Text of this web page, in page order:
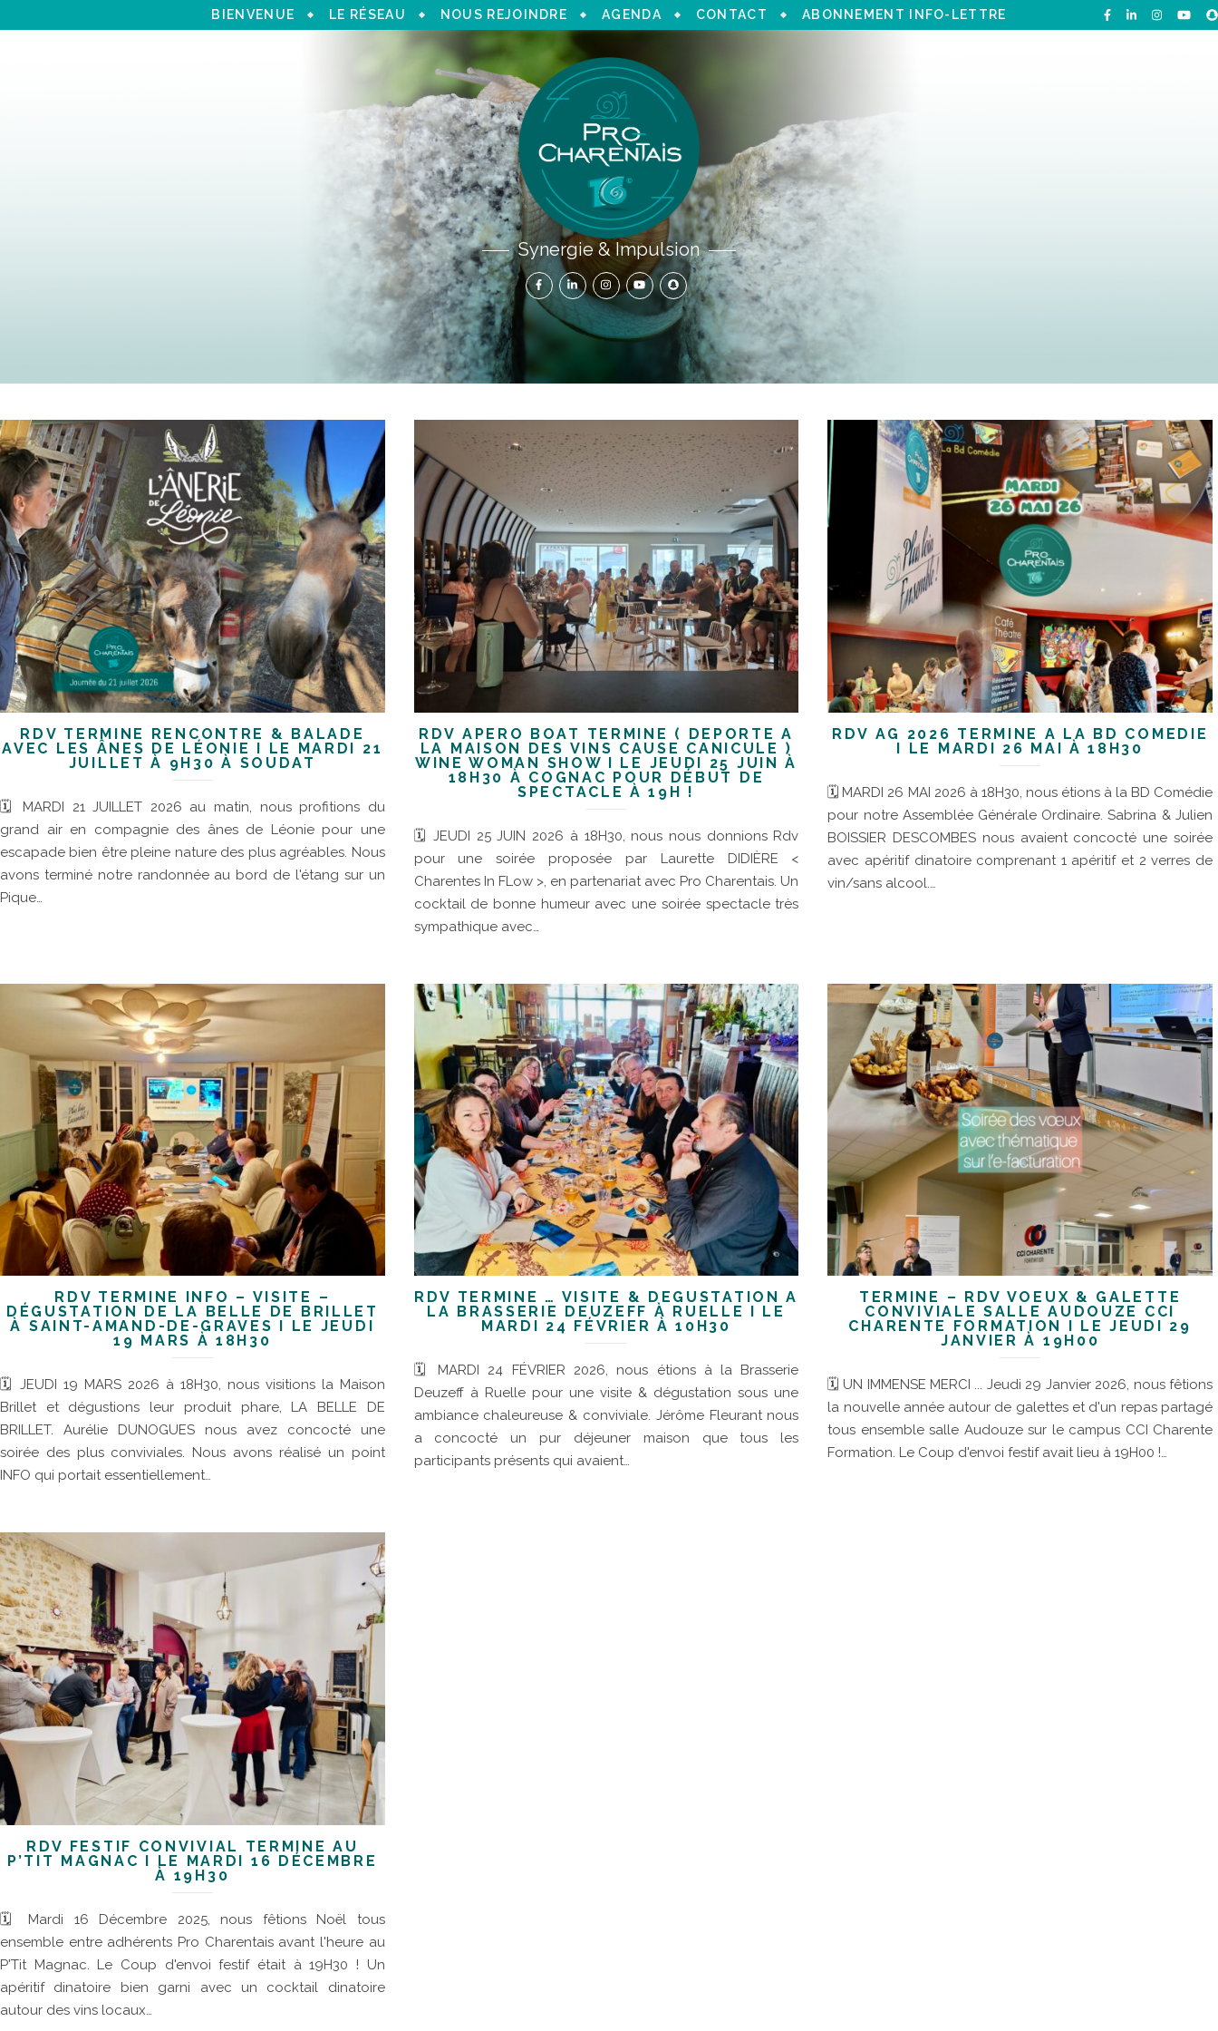
BIENVENUE LE RÉSEAU NOUS REJOINDRE AGENDA CONTACT ABONNEMENT INFO-LETTRE
Synergie & Impulsion
RDV TERMINÉ RENCONTRE & BALADE
AVEC LES ÂNES DE LÉONIE I LE MARDI 21
JUILLET À 9H30 À SOUDAT
🗓 MARDI 21 JUILLET 2026 au matin, nous profitions du
grand air en compagnie des ânes de Léonie pour une
escapade bien être pleine nature des plus agréables. Nous
avons terminé notre randonnée au bord de l'étang sur un
Pique…
RDV APÉRO BOAT TERMINÉ ( DÉPORTÉ À
LA MAISON DES VINS CAUSE CANICULE )
WINE WOMAN SHOW I LE JEUDI 25 JUIN À
18H30 À COGNAC POUR DÉBUT DE
SPECTACLE À 19H !
🗓 JEUDI 25 JUIN 2026 à 18H30, nous nous donnions Rdv
pour une soirée proposée par Laurette DIDIÈRE <
Charentes In FLow >, en partenariat avec Pro Charentais. Un
cocktail de bonne humeur avec une soirée spectacle très
sympathique avec…
RDV AG 2026 TERMINÉ À LA BD COMÉDIE
I LE MARDI 26 MAI À 18H30
🗓 MARDI 26 MAI 2026 à 18H30, nous étions à la BD Comédie
pour notre Assemblée Générale Ordinaire. Sabrina & Julien
BOISSIER DESCOMBES nous avaient concocté une soirée
avec apéritif dinatoire comprenant 1 apéritif et 2 verres de
vin/sans alcool.…
RDV TERMINÉ INFO – VISITE –
DÉGUSTATION DE LA BELLE DE BRILLET
À SAINT-AMAND-DE-GRAVES I LE JEUDI
19 MARS À 18H30
🗓 JEUDI 19 MARS 2026 à 18H30, nous visitions la Maison
Brillet et dégustions leur produit phare, LA BELLE DE
BRILLET. Aurélie DUNOGUES nous avez concocté une
soirée des plus conviviales. Nous avons réalisé un point
INFO qui portait essentiellement…
RDV TERMINÉ … VISITE & DÉGUSTATION À
LA BRASSERIE DEUZEFF À RUELLE I LE
MARDI 24 FÉVRIER À 10H30
🗓 MARDI 24 FÉVRIER 2026, nous étions à la Brasserie
Deuzeff à Ruelle pour une visite & dégustation sous une
ambiance chaleureuse & conviviale. Jérôme Fleurant nous
a concocté un pur déjeuner maison que tous les
participants présents qui avaient…
TERMINÉ – RDV VOEUX & GALETTE
CONVIVIALE SALLE AUDOUZE CCI
CHARENTE FORMATION I LE JEUDI 29
JANVIER À 19H00
🗓 UN IMMENSE MERCI ... Jeudi 29 Janvier 2026, nous fêtions
la nouvelle année autour de galettes et d'un repas partagé
tous ensemble salle Audouze sur le campus CCI Charente
Formation. Le Coup d'envoi festif avait lieu à 19H00 !…
RDV FESTIF CONVIVIAL TERMINÉ AU
P’TIT MAGNAC I LE MARDI 16 DÉCEMBRE
À 19H30
🗓 Mardi 16 Décembre 2025, nous fêtions Noël tous
ensemble entre adhérents Pro Charentais avant l'heure au
P'Tit Magnac. Le Coup d'envoi festif était à 19H30 ! Un
apéritif dinatoire bien garni avec un cocktail dinatoire
autour des vins locaux…